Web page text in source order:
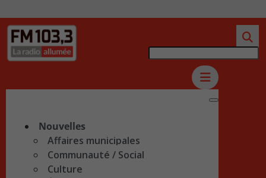
Nouvelles
Affaires municipales
Communauté / Social
Culture